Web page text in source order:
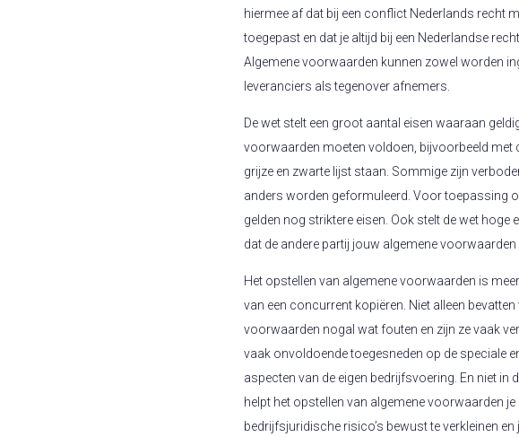
hiermee af dat bij een conflict Nederlands recht
toegepast en dat je altijd bij een Nederlandse
Algemene voorwaarden kunnen zowel worden
leveranciers als tegenover afnemers.
De wet stelt een groot aantal eisen waaraan
voorwaarden moeten voldoen, bijvoorbeeld met
grijze en zwarte lijst staan. Sommige zijn
anders worden geformuleerd. Voor toepassing
gelden nog striktere eisen. Ook stelt de wet hoge
dat de andere partij jouw algemene voorwaarden
Het opstellen van algemene voorwaarden is
van een concurrent kopiëren. Niet alleen bevatten
voorwaarden nogal wat fouten en zijn ze vaak
vaak onvoldoende toegesneden op de speciale
aspecten van de eigen bedrijfsvoering. En niet in
helpt het opstellen van algemene voorwaarden
bedrijfsjuridische risico’s bewust te verkleinen en